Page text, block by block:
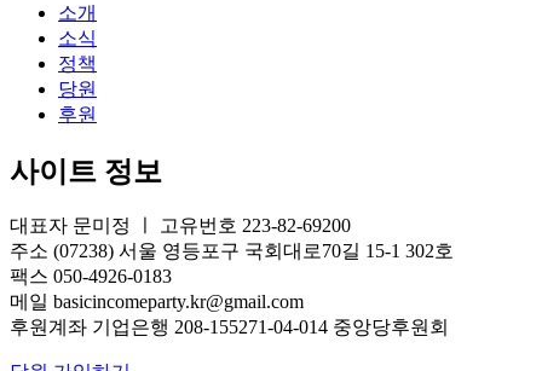
소개
소식
정책
당원
후원
사이트 정보
대표자 문미정 ㅣ 고유번호 223-82-69200
주소 (07238) 서울 영등포구 국회대로70길 15-1 302호
팩스 050-4926-0183
메일 basicincomeparty.kr@gmail.com
후원계좌 기업은행 208-155271-04-014 중앙당후원회